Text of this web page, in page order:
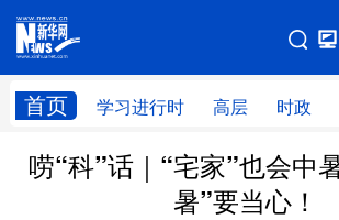
首页 学习进行时 高层 时政
网站地图
学习进行时 高层 时政
财经 网评
唠“科”话｜“宅家”也会中
暑”要当心！